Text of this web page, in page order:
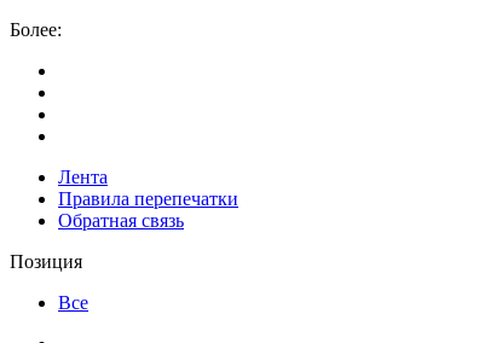
Более:
Лента
Правила перепечатки
Обратная связь
Позиция
Все